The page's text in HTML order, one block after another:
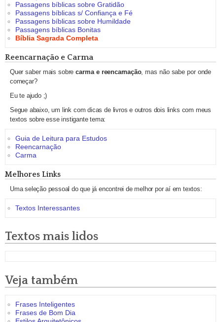
Passagens bíblicas sobre Gratidão
Passagens bíblicas s/ Confiança e Fé
Passagens bíblicas sobre Humildade
Passagens bíblicas Bonitas
Bíblia Sagrada Completa
Reencarnação e Carma
Quer saber mais sobrecarma e reencarnação, mas não sabe por onde
começar?
Eu te ajudo ;)
Segue abaixo, um link com dicas de livros e outros dois links com meus
textos sobre esse instigante tema:
Guia de Leitura para Estudos
Reencarnação
Carma
Melhores Links
Uma seleção pessoal do que já encontrei de melhor por aí em textos:
Textos Interessantes
Textos mais lidos
Veja também
Frases Inteligentes
Frases de Bom Dia